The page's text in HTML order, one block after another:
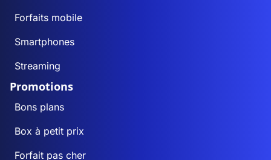
Forfaits mobile
Smartphones
Streaming
Promotions
Bons plans
Box à petit prix
Forfait pas cher